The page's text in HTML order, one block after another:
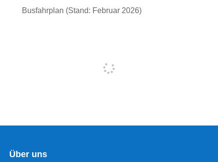
Busfahrplan (Stand: Februar 2026)
Über uns